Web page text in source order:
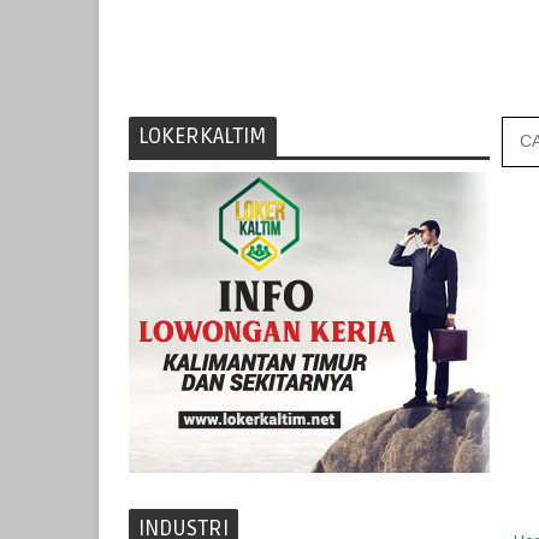
LOKERKALTIM
INDUSTRI